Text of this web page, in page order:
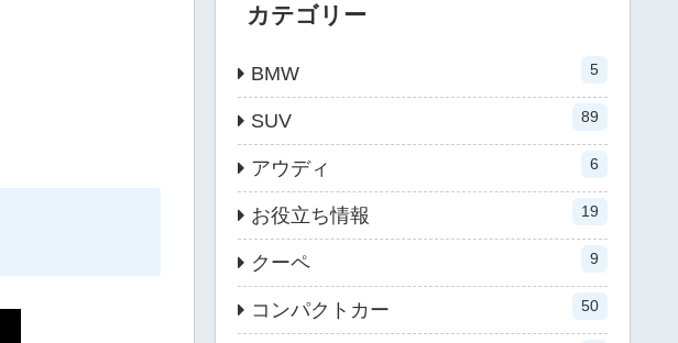
カテゴリー
BMW 5
SUV 89
アウディ 6
お役立ち情報 19
クーペ 9
コンパクトカー 50